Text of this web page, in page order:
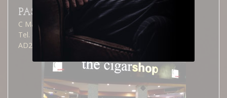
PAS DE LA CASA
C Major, 23
Tel. (376) 855 216
AD200 Pas de la Casa